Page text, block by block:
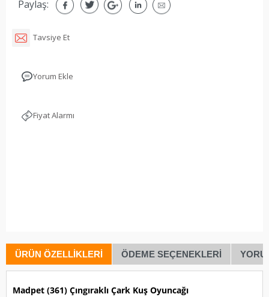
Paylaş:
Tavsiye Et
Yorum Ekle
Fiyat Alarmı
ÜRÜN ÖZELLIKLERI ÖDEME SEÇENEKLERI
Madpet (361) Çıngıraklı Çark Kuş Oyuncağı